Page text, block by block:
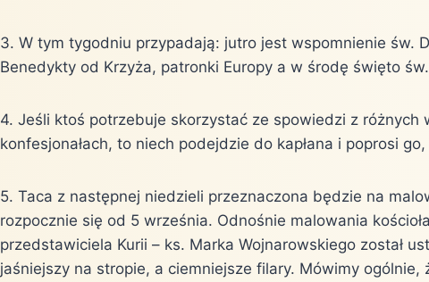
3. W tym tygodniu przypadają: jutro jest wspomnienie św.
Benedykty od Krzyża, patronki Europy a w środę święto
4. Jeśli ktoś potrzebuje skorzystać ze spowiedzi z różnych
konfesjonałach, to niech podejdzie do kapłana i poprosi
5. Taca z następnej niedzieli przeznaczona będzie na
rozpocznie się od 5 września. Odnośnie malowania
przedstawiciela Kurii – ks. Marka Wojnarowskiego został
jaśniejszy na stropie, a ciemniejsze filary. Mówimy ogólnie,